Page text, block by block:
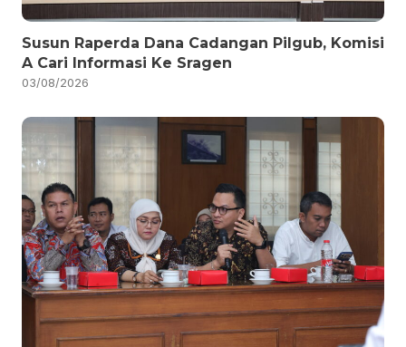
Susun Raperda Dana Cadangan Pilgub, Komisi
A Cari Informasi Ke Sragen
03/08/2026